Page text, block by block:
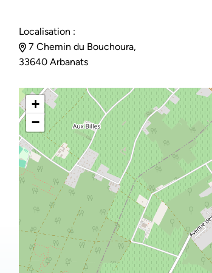
Localisation :
7 Chemin du Bouchoura,
33640 Arbanats
+
−